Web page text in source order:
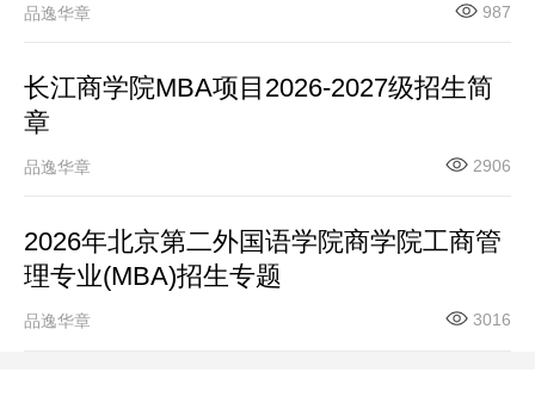
品逸华章 987
长江商学院MBA项目2026-2027级招生简
章
品逸华章 2906
2026年北京第二外国语学院商学院工商管
理专业(MBA)招生专题
品逸华章 3016